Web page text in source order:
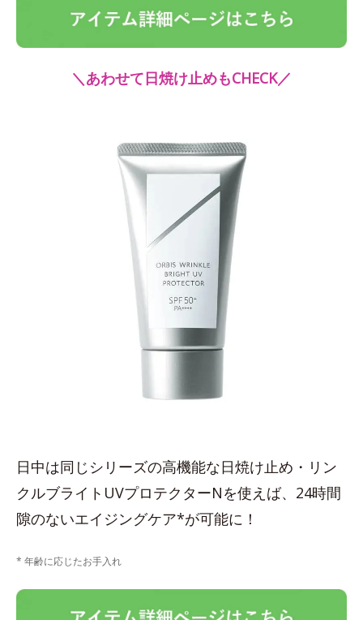
＼あわせて日焼け止めもCHECK／
日中は同じシリーズの高機能な日焼け止め・リン
クルブライトUVプロテクターNを使えば、24時間
隙のないエイジングケア*が可能に！
* 年齢に応じたお手入れ